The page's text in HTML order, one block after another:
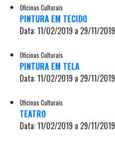
Oficinas Culturais
PINTURA EM TECIDO
Data: 11/02/2019 a 29/11/2019
Oficinas Culturais
PINTURA EM TELA
Data: 11/02/2019 a 29/11/2019
Oficinas Culturais
TEATRO
Data: 11/02/2019 a 29/11/2019